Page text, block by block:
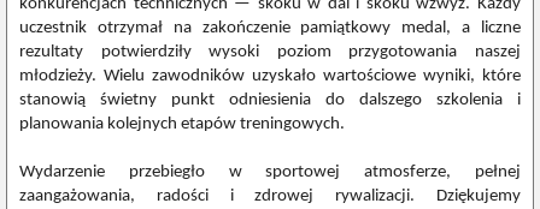
konkurencjach technicznych — skoku w dal i skoku wzwyż. Każdy
uczestnik otrzymał na zakończenie pamiątkowy medal, a liczne
rezultaty potwierdziły wysoki poziom przygotowania naszej
młodzieży. Wielu zawodników uzyskało wartościowe wyniki, które
stanowią świetny punkt odniesienia do dalszego szkolenia i
planowania kolejnych etapów treningowych.
Wydarzenie przebiegło w sportowej atmosferze, pełnej
zaangażowania, radości i zdrowej rywalizacji. Dziękujemy